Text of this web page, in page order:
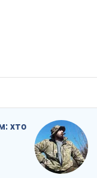
хто